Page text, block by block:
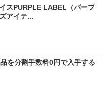
スPURPLE LABEL（パープ
アイテ...
を分割手数料0円で入手する